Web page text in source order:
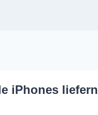
iPhones liefern